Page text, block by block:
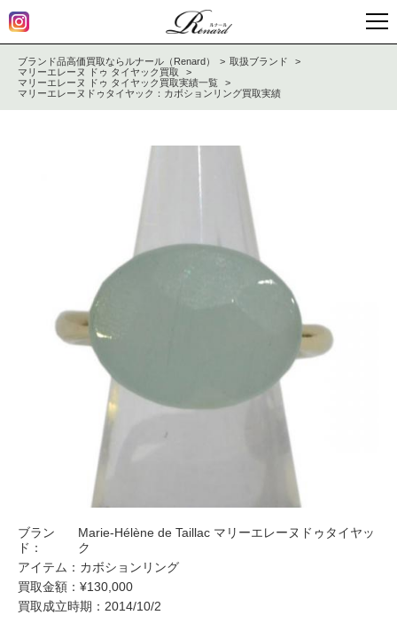
ブランド品高価買取ならルナール（Renard）
取扱ブランド
マリーエレーヌ ドゥ タイヤック買取
マリーエレーヌ ドゥ タイヤック買取実績一覧
マリーエレーヌドゥタイヤック：カボションリング買取実績
ブラン
ド：
Marie-Hélène de Taillac マリーエレーヌドゥタイヤッ
ク
アイテム： カボションリング
買取金額： ¥130,000
買取成立時期： 2014/10/2